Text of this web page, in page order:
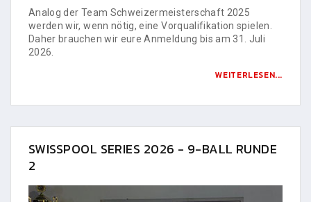
Analog der Team Schweizermeisterschaft 2025
werden wir, wenn nötig, eine Vorqualifikation spielen.
Daher brauchen wir eure Anmeldung bis am 31. Juli
2026.
WEITERLESEN...
SWISSPOOL SERIES 2026 - 9-BALL RUNDE
2